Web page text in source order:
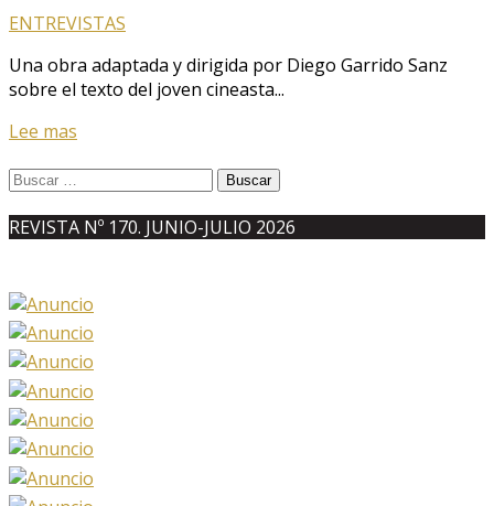
ENTREVISTAS
Una obra adaptada y dirigida por Diego Garrido Sanz
sobre el texto del joven cineasta...
Lee mas
Buscar:
REVISTA Nº 170. JUNIO-JULIO 2026